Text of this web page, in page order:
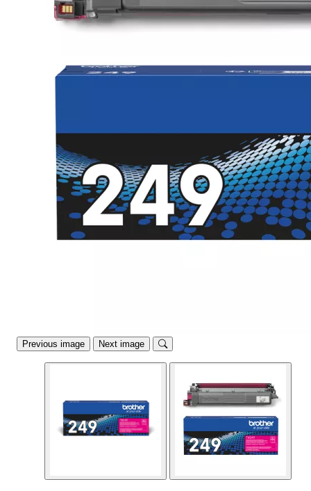
Previous image Next image